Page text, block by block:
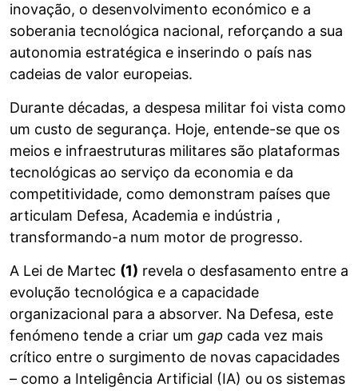
inovação, o desenvolvimento económico e a
soberania tecnológica nacional, reforçando a sua
autonomia estratégica e inserindo o país nas
cadeias de valor europeias.
Durante décadas, a despesa militar foi vista como
um custo de segurança. Hoje, entende-se que os
meios e infraestruturas militares são plataformas
tecnológicas ao serviço da economia e da
competitividade, como demonstram países que
articulam Defesa, Academia e indústria ,
transformando-a num motor de progresso.
A Lei de Martec (1) revela o desfasamento entre a
evolução tecnológica e a capacidade
organizacional para a absorver. Na Defesa, este
fenómeno tende a criar um gap cada vez mais
crítico entre o surgimento de novas capacidades
– como a Inteligência Artificial (IA) ou os sistemas